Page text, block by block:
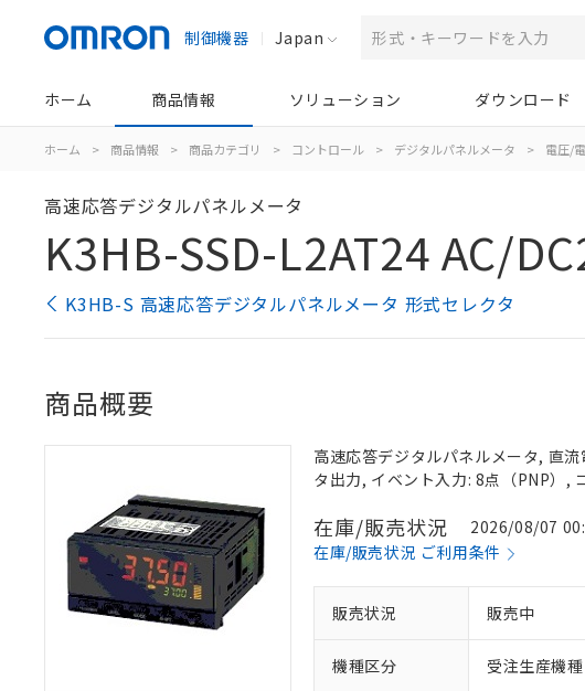
制御機器 Japan
ホーム 商品情報 ソリューション ダウンロード
ホーム > 商品情報 > 商品カテゴリ > コントロール > デジタルパネルメータ > 電圧/
高速応答デジタルパネルメータ
K3HB-SSD-L2AT24 AC/
K3HB-S 高速応答デジタルパネルメータ 形式セレクタ
商品概要
高速応答デジタルパネルメータ, 直
タ出力, イベント入力: 8点（PNP）,
在庫/販売状況
2026/08/07
在庫/販売状況 ご利用条件
販売状況 販売中
機種区分 受注生産機種